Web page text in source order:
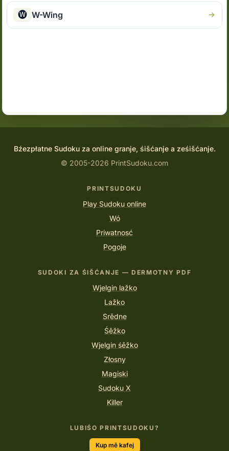
🅦 W-Wing
Bźezpłatne Sudoku za online granje, śišćanje a ześišćanje.
© 2005-2026 PrintSudoku.com
PRINTSUDOKU
Play Sudoku online
Wó
Priwatnosć
Pogoje
SUDOKI ZA ŚIŠĆANJE — DERMOTNY PDF
Wjelgin lažko
Lažko
Srědne
Śěžko
Wjelgin śěžko
Złosny
Magiski
Sudoku X
Killer
LUBIŚO PRINTSUDOKU?
Kup mě kafej